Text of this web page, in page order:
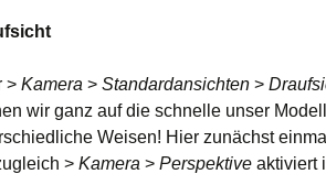
Rendern
> Kamera > Standardansichten >
wir ganz auf die schnelle unser
Weisen! Hier zunächst
> Kamera > Perspektive aktiviert